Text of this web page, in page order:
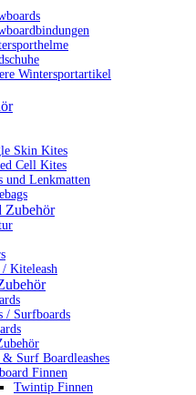
Wintersportartikel
Skin Kites
Cell Kites
und Lenkmatten
Zubehör
/ Kiteleash
/ Surfboards
Surf Boardleashes
Finnen
Twintip Finnen